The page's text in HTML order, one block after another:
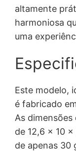
altamente
harmoniosa
uma
Este modelo,
é fabricado
As
de 12,6 x 10
de apenas 30